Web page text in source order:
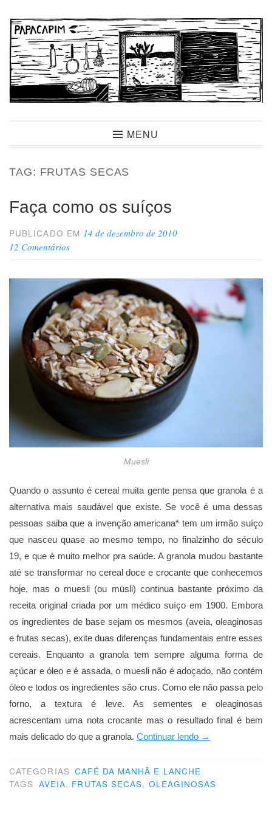
para
conteúdo
PapacapimMENU
TAG: FRUTAS SECAS
Faça como os suíços
PUBLICADO EM 14 de dezembro de 2010
12 Comentários
Muesli
Quando o assunto é cereal muita gente pensa que granola é a
alternativa mais saudável que existe. Se você é uma dessas
pessoas saiba que a invenção americana* tem um irmão suíço
que nasceu quase ao mesmo tempo, no finalzinho do século
19, e que é muito melhor pra saúde. A granola mudou bastante
até se transformar no cereal doce e crocante que conhecemos
hoje, mas o muesli (ou müsli) continua bastante próximo da
receita original criada por um médico suíço em 1900. Embora
os ingredientes de base sejam os mesmos (aveia, oleaginosas
e frutas secas), exite duas diferenças fundamentais entre esses
cereais. Enquanto a granola tem sempre alguma forma de
açúcar e óleo e é assada, o muesli não é adoçado, não contém
óleo e todos os ingredientes são crus. Como ele não passa pelo
forno, a textura é leve. As sementes e oleaginosas
acrescentam uma nota crocante mas o resultado final é bem
mais delicado do que a granola. Continuar lendo “Faça
suíços”
→
CATEGORIAS CAFÉ DA MANHÃ E LANCHE
TAGS AVEIA, FRUTAS SECAS, OLEAGINOSAS